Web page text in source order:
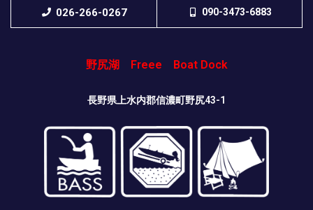
026-266-0267 090-3473-6883
野尻湖 Freee Boat Dock
長野県上水内郡信濃町野尻43-1